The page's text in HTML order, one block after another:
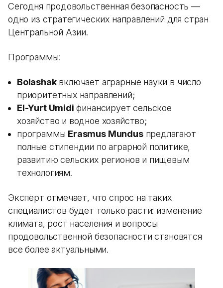
Сегодня продовольственная безопасность —
одно из стратегических направлений для стран
Центральной Азии.
Программы:
Bolashakвключает аграрные науки в число
приоритетных направлений;
El-Yurt Umidi финансирует сельское
хозяйство и водное хозяйство;
программы Erasmus Mundusпредлагают
полные стипендии по аграрной политике,
развитию сельских регионов и пищевым
технологиям.
Эксперт отмечает, что спрос на таких
специалистов будет только расти: изменение
климата, рост населения и вопросы
продовольственной безопасности становятся
все более актуальными.